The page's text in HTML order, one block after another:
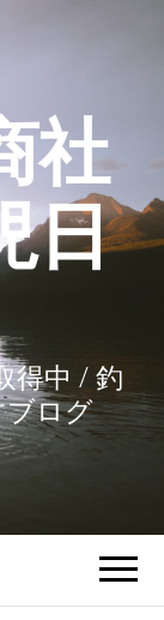
社
日
得中 / 釣
ブログ